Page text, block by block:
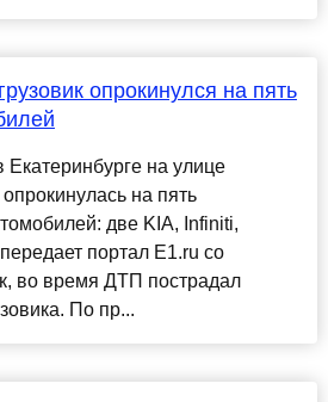
опрокинулся на пять
Екатеринбурге на улице
на пять
две KIA, Infiniti,
портал Е1.ru со
во время ДТП пострадал
По пр...